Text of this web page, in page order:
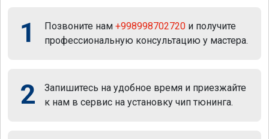
1 Позвоните нам +998998702720 и получите
профессиональную консультацию у мастера.
2
Запишитесь на удобное время и приезжайте
к нам в сервис на установку чип тюнинга.